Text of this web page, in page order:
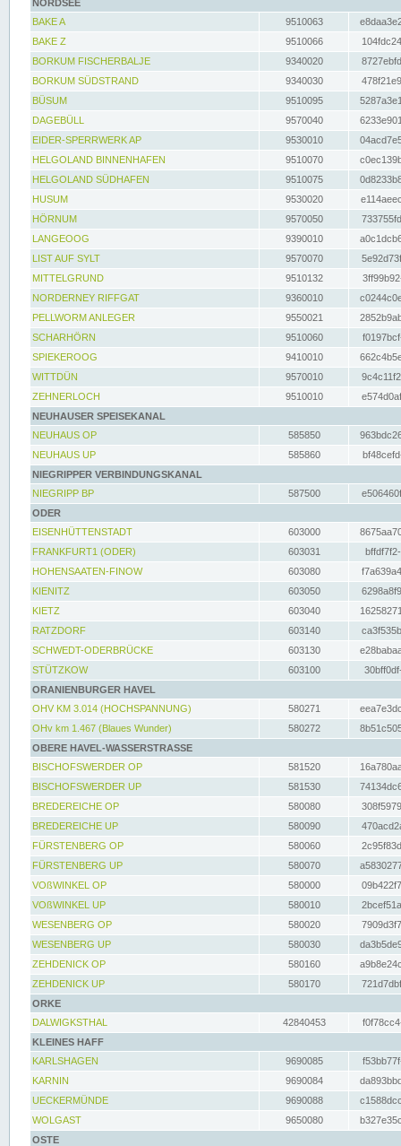
NORDSEE
BAKE A
9510063
BAKE Z
9510066
BORKUM FISCHERBALJE
9340020
BORKUM SÜDSTRAND
9340030
BÜSUM
9510095
DAGEBÜLL
9570040
EIDER-SPERRWERK AP
9530010
HELGOLAND BINNENHAFEN
9510070
HELGOLAND SÜDHAFEN
9510075
HUSUM
9530020
HÖRNUM
9570050
LANGEOOG
9390010
LIST AUF SYLT
9570070
MITTELGRUND
9510132
NORDERNEY RIFFGAT
9360010
PELLWORM ANLEGER
9550021
SCHARHÖRN
9510060
SPIEKEROOG
9410010
WITTDÜN
9570010
ZEHNERLOCH
9510010
NEUHAUSER SPEISEKANAL
NEUHAUS OP
585850
NEUHAUS UP
585860
NIEGRIPPER VERBINDUNGSKANAL
NIEGRIPP BP
587500
ODER
EISENHÜTTENSTADT
603000
FRANKFURT1 (ODER)
603031
HOHENSAATEN-FINOW
603080
KIENITZ
603050
KIETZ
603040
RATZDORF
603140
SCHWEDT-ODERBRÜCKE
603130
STÜTZKOW
603100
ORANIENBURGER HAVEL
OHV KM 3.014 (HOCHSPANNUNG)
580271
OHv km 1.467 (Blaues Wunder)
580272
OBERE HAVEL-WASSERSTRASSE
BISCHOFSWERDER OP
581520
BISCHOFSWERDER UP
581530
BREDEREICHE OP
580080
BREDEREICHE UP
580090
FÜRSTENBERG OP
580060
FÜRSTENBERG UP
580070
VOßWINKEL OP
580000
VOßWINKEL UP
580010
WESENBERG OP
580020
WESENBERG UP
580030
ZEHDENICK OP
580160
ZEHDENICK UP
580170
ORKE
DALWIGKSTHAL
42840453
KLEINES HAFF
KARLSHAGEN
9690085
KARNIN
9690084
UECKERMÜNDE
9690088
WOLGAST
9650080
OSTE